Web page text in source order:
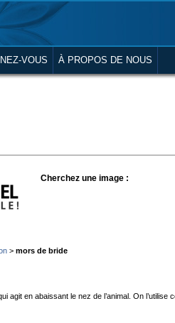
VOUS À PROPOS DE NOUS
Cherchez une image :
> mors de bride
agit en abaissant le nez de l’animal. On l’utilise